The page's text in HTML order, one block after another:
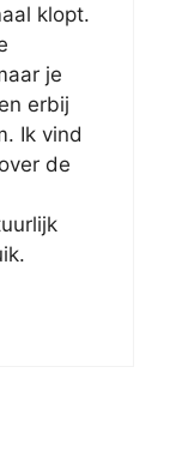
klopt.
je
erbij
Ik vind
de